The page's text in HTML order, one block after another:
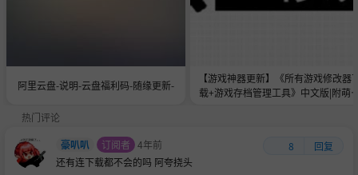
阿里云盘-说明-云盘福利码-随缘更新-
【游戏神器更新】《所有游戏修改器
载+游戏存档管理工具》中文版|附萌
热门评论
豪叭叭
订阅者 4年前 8
回复
还有连下载都不会的吗 阿夸挠头